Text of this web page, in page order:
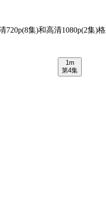
集)和高清1080p(2集)格
1m
第4集